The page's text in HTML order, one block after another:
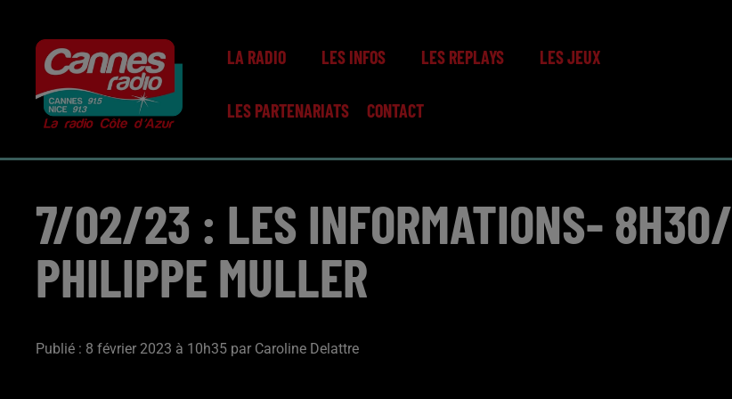
LA RADIO LES INFOS LES REPLAYS LES JEUX
LES PARTENARIATS CONTACT
7/02/23 : LES INFORMATIONS- 8H30/
PHILIPPE MULLER
Publié : 8 février 2023 à 10h35 par Caroline Delattre